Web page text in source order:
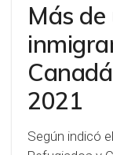
Más
2021
Según indicó